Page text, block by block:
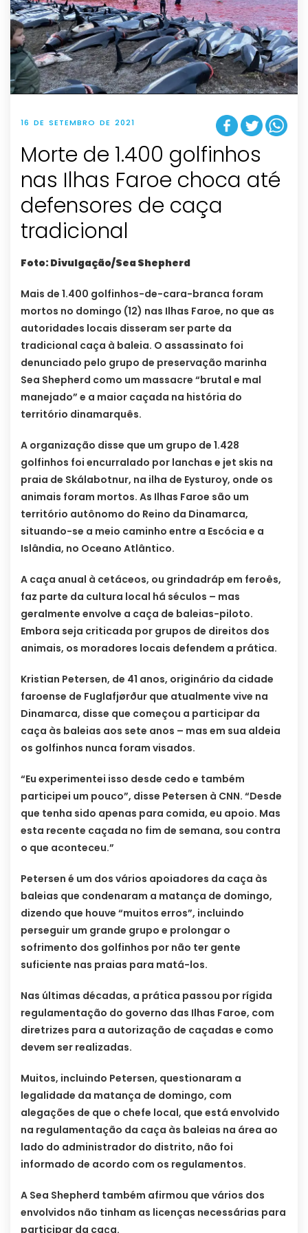
16 DE SETEMBRO DE 2021
Morte de 1.400 golfinhos
nas Ilhas Faroe choca até
defensores de caça
tradicional
Foto: Divulgação/Sea Shepherd
Mais de 1.400 golfinhos-de-cara-branca foram
mortos no domingo (12) nas Ilhas Faroe, no que as
autoridades locais disseram ser parte da
tradicional caça à baleia. O assassinato foi
denunciado pelo grupo de preservação marinha
Sea Shepherd como um massacre “brutal e mal
manejado” e a maior caçada na história do
território dinamarquês.
A organização disse que um grupo de 1.428
golfinhos foi encurralado por lanchas e jet skis na
praia de Skálabotnur, na ilha de Eysturoy, onde os
animais foram mortos. As Ilhas Faroe são um
território autônomo do Reino da Dinamarca,
situando-se a meio caminho entre a Escócia e a
Islândia, no Oceano Atlântico.
A caça anual à cetáceos, ou grindadráp em feroês,
faz parte da cultura local há séculos – mas
geralmente envolve a caça de baleias-piloto.
Embora seja criticada por grupos de direitos dos
animais, os moradores locais defendem a prática.
Kristian Petersen, de 41 anos, originário da cidade
faroense de Fuglafjørður que atualmente vive na
Dinamarca, disse que começou a participar da
caça às baleias aos sete anos – mas em sua aldeia
os golfinhos nunca foram visados.
“Eu experimentei isso desde cedo e também
participei um pouco”, disse Petersen à CNN. “Desde
que tenha sido apenas para comida, eu apoio. Mas
esta recente caçada no fim de semana, sou contra
o que aconteceu.”
Petersen é um dos vários apoiadores da caça às
baleias que condenaram a matança de domingo,
dizendo que houve “muitos erros”, incluindo
perseguir um grande grupo e prolongar o
sofrimento dos golfinhos por não ter gente
suficiente nas praias para matá-los.
Nas últimas décadas, a prática passou por rígida
regulamentação do governo das Ilhas Faroe, com
diretrizes para a autorização de caçadas e como
devem ser realizadas.
Muitos, incluindo Petersen, questionaram a
legalidade da matança de domingo, com
alegações de que o chefe local, que está envolvido
na regulamentação da caça às baleias na área ao
lado do administrador do distrito, não foi
informado de acordo com os regulamentos.
A Sea Shepherd também afirmou que vários dos
envolvidos não tinham as licenças necessárias para
participar da caça.